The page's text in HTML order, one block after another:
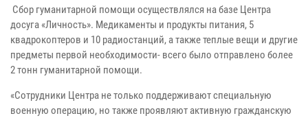
Сбор гуманитарной помощи осуществлялся на базе Центра
досуга «Личность». Медикаменты и продукты питания, 5
квадрокоптеров и 10 радиостанций, а также теплые вещи и другие
предметы первой необходимости- всего было отправлено более
2 тонн гуманитарной помощи.
«Сотрудники Центра не только поддерживают специальную
военную операцию, но также проявляют активную гражданскую